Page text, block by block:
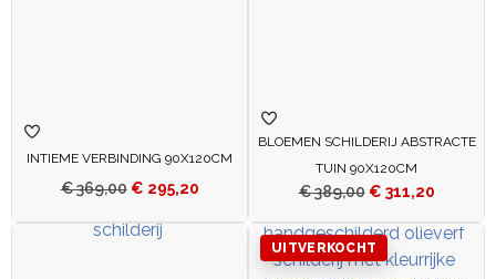
INTIEME VERBINDING 90X120CM
€369,00 € 295,20
BLOEMEN SCHILDERIJ ABSTRACTE
TUIN 90X120CM
€389,00 € 311,20